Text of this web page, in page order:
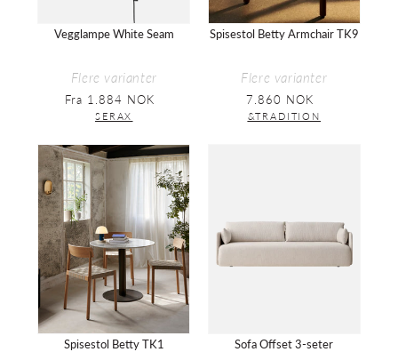
Vegglampe White Seam
Flere varianter
Vanlig
pris
Fra 1.884 NOK
SERAX
Spisestol Betty Armchair TK9
Flere varianter
Vanlig
pris
7.860 NOK
&TRADITION
Spisestol
Betty
Spisestol Betty TK1 Sofa Offset 3-seter